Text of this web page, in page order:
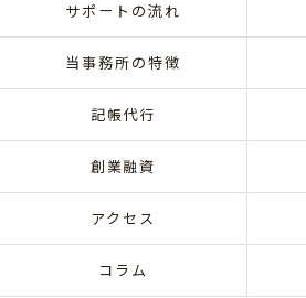
サポートの流れ
当事務所の特徴
記帳代行
創業融資
アクセス
コラム